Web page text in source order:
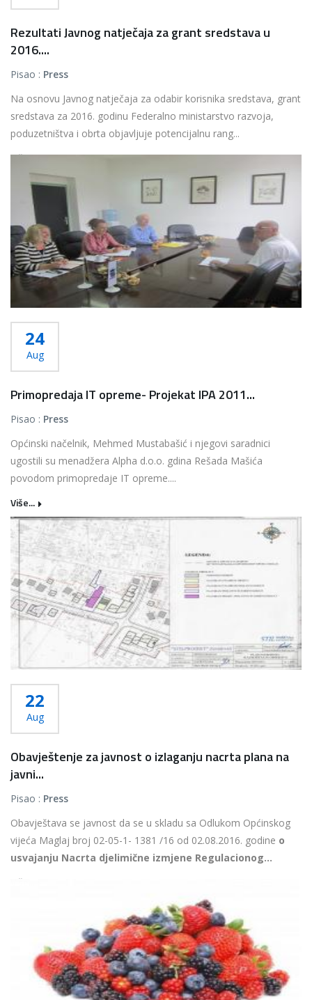
Rezultati Javnog natječaja za grant sredstava u
2016....
Pisao : Press
Na osnovu Javnog natječaja za odabir korisnika sredstava, grant
sredstava za 2016. godinu Federalno ministarstvo razvoja,
poduzetništva i obrta objavljuje potencijalnu rang...
Više...
24
Aug
Primopredaja IT opreme- Projekat IPA 2011...
Pisao : Press
Općinski načelnik, Mehmed Mustabašić i njegovi saradnici
ugostili su menadžera Alpha d.o.o. gdina Rešada Mašića
povodom primopredaje IT opreme....
Više...
22
Aug
Obavještenje za javnost o izlaganju nacrta plana na
javni...
Pisao : Press
Obavještava se javnost da se u skladu sa Odlukom Općinskog
vijeća Maglaj broj 02-05-1- 1381 /16 od 02.08.2016. godine o
usvajanju Nacrta djelimične izmjene Regulacionog...
Više...